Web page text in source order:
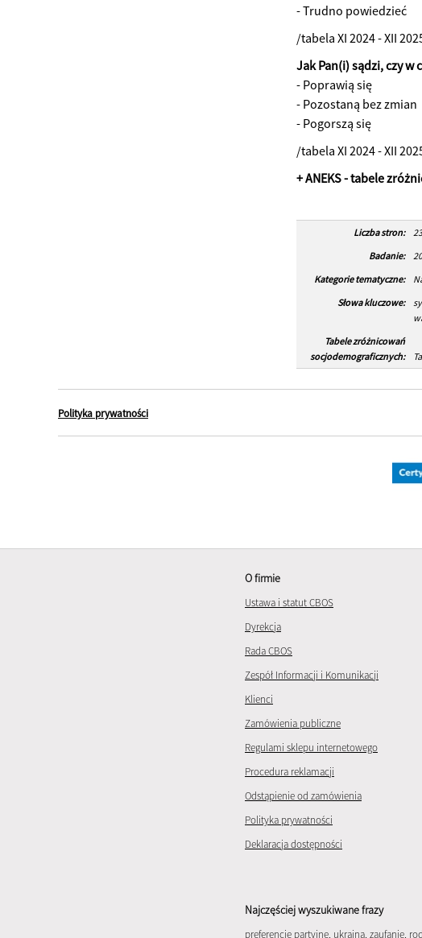
- Trudno powiedzieć
/tabela XI 2024 - XII
Jak Pan(i) sądzi, czy
- Poprawią się
- Pozostaną bez zmian
- Pogorszą się
/tabela XI 2024 - XII
+ ANEKS - tabele
Liczba stron:
23
Badanie:
Kategorie tematyczne:
Słowa kluczowe:
Tabele zróżnicowań
socjodemograficznych:
Polityka prywatności
O firmie
Ustawa i statut CBOS
Dyrekcja
Rada CBOS
Zespół Informacji i Komunikacji
Klienci
Zamówienia publiczne
Regulami sklepu internetowego
Procedura reklamacji
Odstąpienie od zamówienia
Polityka prywatności
Deklaracja dostępności
Najczęściej wyszukiwane frazy
preferencje partyjne, ukraina, zaufanie,